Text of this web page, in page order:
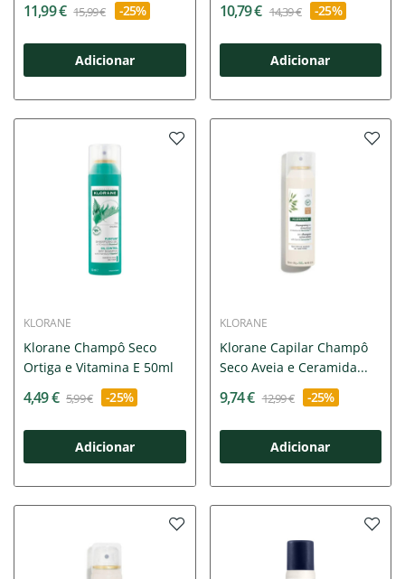
11,99 € 15,99 € -25%
Adicionar
10,79 € 14,39 € -25%
Adicionar
KLORANE
Klorane Champô Seco
Ortiga e Vitamina E 50ml
4,49 € 5,99 € -25%
Adicionar
KLORANE
Klorane Capilar Champô
Seco Aveia e Ceramida...
9,74 € 12,99 € -25%
Adicionar